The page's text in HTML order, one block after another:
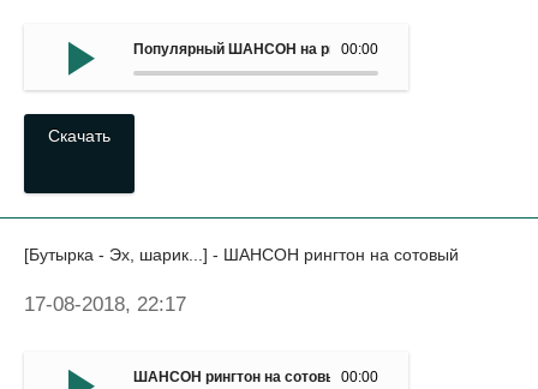
00:00
Популярный ШАНСОН на рингтон - Рингтон (Бумер – Не
Скачать
[Бутырка - Эх, шарик...] - ШАНСОН рингтон на сотовый
17-08-2018, 22:17
00:00
ШАНСОН рингтон на сотовый - (Бутырка - Эх, шарик...)